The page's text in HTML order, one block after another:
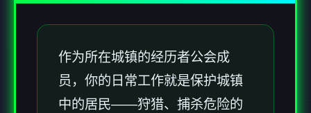
作为所在城镇的经历者公会成
员，你的日常工作就是保护城镇
中的居民——狩猎、捕杀危险的